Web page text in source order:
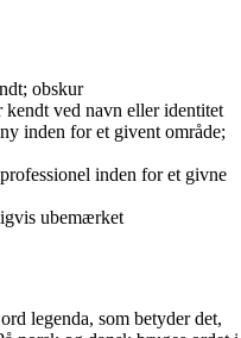
obskur
kendt ved navn eller identitet
inden for et givent område;
inden for et givne
ubemærket
legenda, som betyder det,